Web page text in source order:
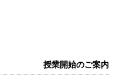
授業開始のご案内